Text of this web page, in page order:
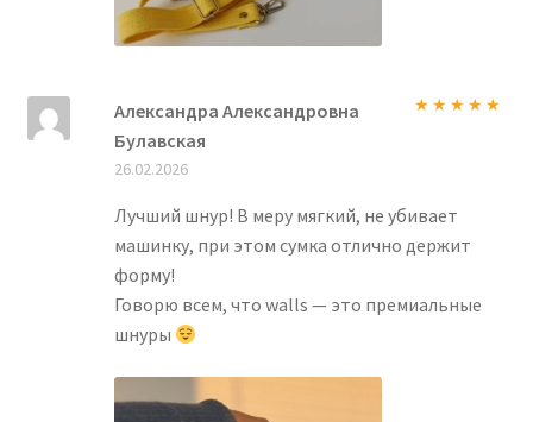
Александра Александровна
Булавская
26.02.2026
Лучший шнур! В меру мягкий, не убивает
машинку, при этом сумка отлично держит
форму!
Говорю всем, что walls — это премиальные
шнуры